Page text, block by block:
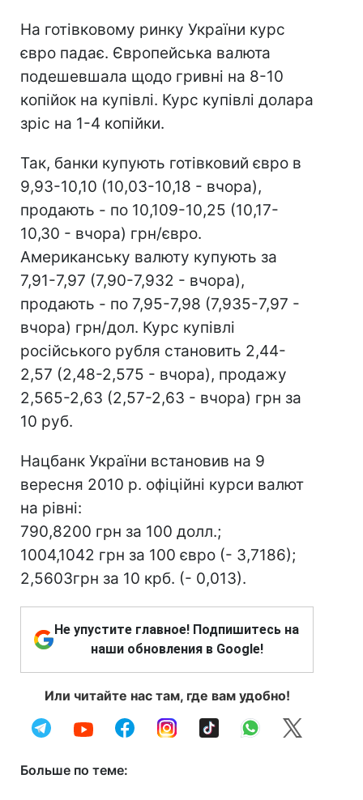
На готівковому ринку України курс
євро падає. Європейська валюта
подешевшала щодо гривні на 8-10
копійок на купівлі. Курс купівлі долара
зріс на 1-4 копійки.
Так, банки купують готівковий євро в
9,93-10,10 (10,03-10,18 - вчора),
продають - по 10,109-10,25 (10,17-
10,30 - вчора) грн/євро.
Американську валюту купують за
7,91-7,97 (7,90-7,932 - вчора),
продають - по 7,95-7,98 (7,935-7,97 -
вчора) грн/дол. Курс купівлі
російського рубля становить 2,44-
2,57 (2,48-2,575 - вчора), продажу
2,565-2,63 (2,57-2,63 - вчора) грн за
10 руб.
Нацбанк України встановив на 9
вересня 2010 р. офіційні курси валют
на рівні:
790,8200 грн за 100 долл.;
1004,1042 грн за 100 євро (- 3,7186);
2,5603грн за 10 крб. (- 0,013).
Не упустите главное! Подпишитесь на
наши обновления в Google!
Или читайте нас там, где вам удобно!
Больше по теме: